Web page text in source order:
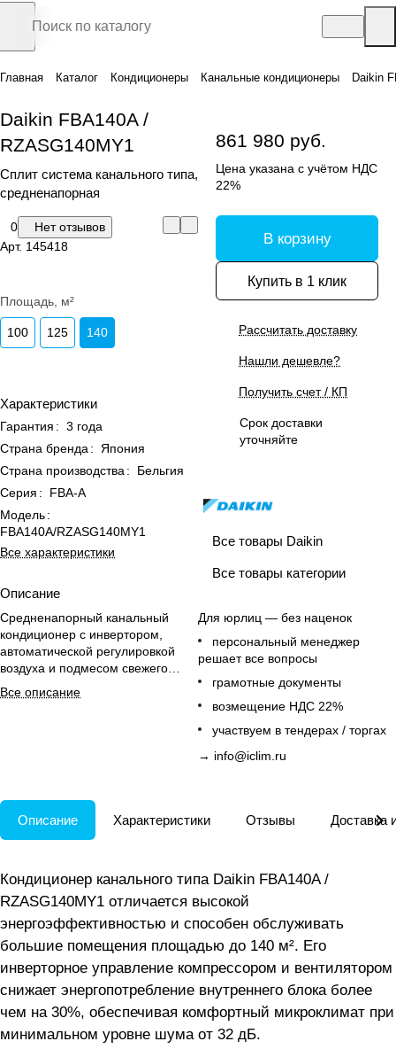
Главная Каталог Кондиционеры Канальные кондиционеры Daikin
Daikin FBA140A /
RZASG140MY1
Сплит система канального типа,
средненапорная
0
Нет отзывов
Арт. 145418
Площадь, м²
100 125 140
Характеристики
Гарантия : 3 года
Страна бренда :
Япония
Страна производства :
Бельгия
Серия :
FBA-A
Модель:
FBA140A/RZASG140MY1
Все характеристики
Описание
Средненапорный канальный
кондиционер с инвертором,
автоматической регулировкой
воздуха и подмесом свежего
воздуха до 10% для больших
помещений.
Все описание
861 980 руб.
Цена указана с учётом НДС
22%
В корзину
Купить в 1 клик
Рассчитать доставку
Нашли дешевле?
Получить счет / КП
Срок доставки
уточняйте
Все товары Daikin
Все товары категории
Для юрлиц — без наценок
персональный менеджер
решает все вопросы
грамотные документы
возмещение НДС 22%
участвуем в тендерах / торгах
→ info@iclim.ru
Описание Характеристики Отзывы Доставка
Кондиционер канального типа Daikin FBA140A /
RZASG140MY1 отличается высокой
энергоэффективностью и способен обслуживать
большие помещения площадью до 140 м². Его
инверторное управление компрессором и вентилятором
снижает энергопотребление внутреннего блока более
чем на 30%, обеспечивая комфортный микроклимат при
минимальном уровне шума от 32 дБ.